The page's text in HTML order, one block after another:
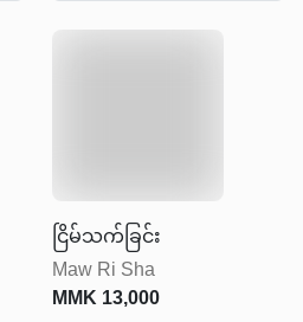
ငြိမ်သက်ခြင်း
Maw Ri Sha
MMK13,000